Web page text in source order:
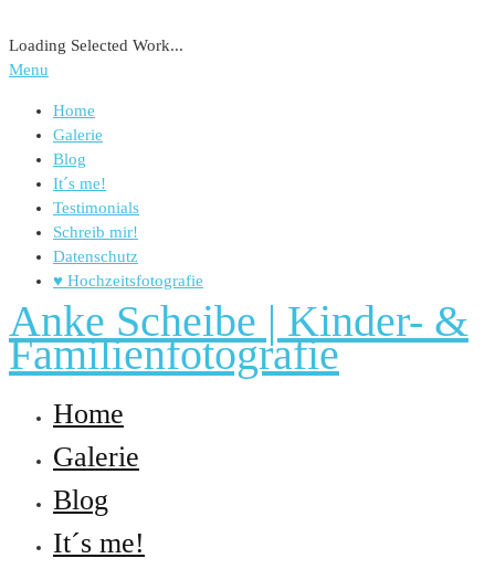
Loading Selected Work...
Menu
Home
Galerie
Blog
It´s me!
Testimonials
Schreib mir!
Datenschutz
♥ Hochzeitsfotografie
Anke Scheibe | Kinder- &
Familienfotografie
Home
Galerie
Blog
It´s me!